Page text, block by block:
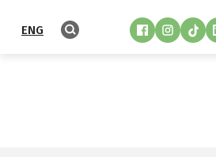
ENG